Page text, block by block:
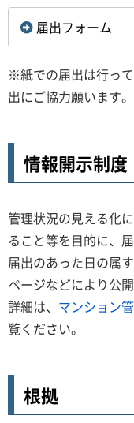
届出フォーム
※紙での届出は行っ
出にご協力願います。
情報開示制度
管理状況の見える化
ること等を目的に、
届出のあった日の属
ページなどにより公
詳細は、 マンション
覧ください。
根拠